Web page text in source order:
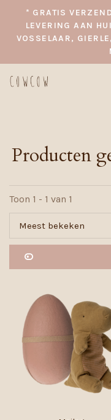
* GRATIS
LEVERING AAN
VOSSELAAR,
Producten
Toon 1 - 1 van 1
Meest bekeken